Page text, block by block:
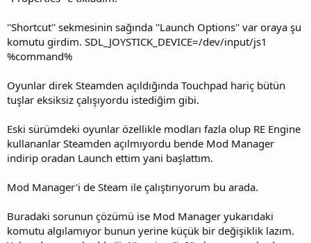
''Shortcut'' sekmesinin sağında ''Launch Options'' var oraya şu
komutu girdim. SDL_JOYSTICK_DEVICE=/dev/input/js1
%command%
Oyunlar direk Steamden açıldığında Touchpad hariç bütün
tuşlar eksiksiz çalışıyordu istediğim gibi.
Eski sürümdeki oyunlar özellikle modları fazla olup RE Engine
kullananlar Steamden açılmıyordu bende Mod Manager
indirip oradan Launch ettim yani başlattım.
Mod Manager'i de Steam ile çalıştırıyorum bu arada.
Buradaki sorunun çözümü ise Mod Manager yukarıdaki
komutu algılamıyor bunun yerine küçük bir değişiklik lazım.